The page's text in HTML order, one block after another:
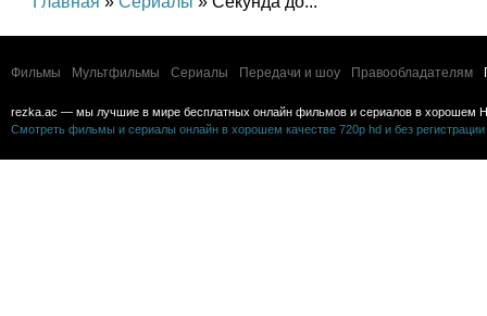
Фильмы Мультфильмы Сериалы Передачи и шоу Правообладателям
rezka.ac — мы лучшие в мире бесплатных онлайн фильмов и сериалов в хорошем
Смотреть фильмы и сериалы онлайн в хорошем качестве 720p hd и без